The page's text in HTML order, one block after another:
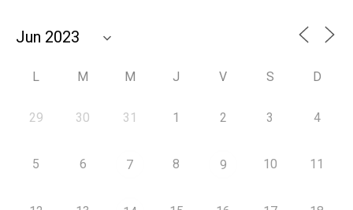
L M M J V S D
29 30 31 1 2 3 4
5 6 7 8 9 10 11